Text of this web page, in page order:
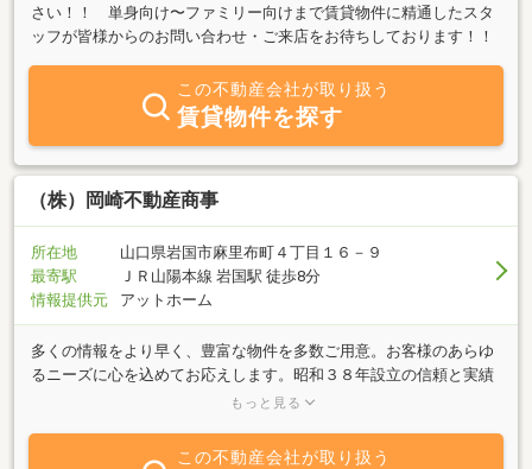
さい！！ 単身向け〜ファミリー向けまで賃貸物件に精通したスタ
ッフが皆様からのお問い合わせ・ご来店をお待ちしております！！
この不動産会社が取り扱う
賃貸物件を探す
（株）岡崎不動産商事
所在地
山口県岩国市麻里布町４丁目１６－９
最寄駅
ＪＲ山陽本線 岩国駅 徒歩8分
情報提供元
アットホーム
多くの情報をより早く、豊富な物件を多数ご用意。お客様のあらゆ
るニーズに心を込めてお応えします。昭和３８年設立の信頼と実績
の不動産業者（株）岡崎不動産商事にお任せください！経験と実績
もっと見る
この不動産会社が取り扱う